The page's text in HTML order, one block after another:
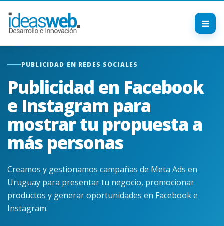
PUBLICIDAD EN REDES SOCIALES
Publicidad en Facebook
e Instagram para
mostrar tu propuesta a
más personas
Creamos y gestionamos campañas de Meta Ads en
Uruguay para presentar tu negocio, promocionar
productos y generar oportunidades en Facebook e
Instagram.